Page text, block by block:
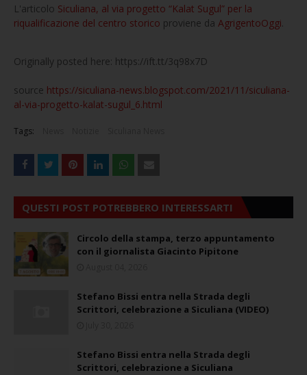
L'articolo Siculiana, al via progetto “Kalat Sugul” per la
riqualificazione del centro storico proviene da AgrigentoOggi.
Originally posted here: https://ift.tt/3q98x7D
source https://siculiana-news.blogspot.com/2021/11/siculiana-
al-via-progetto-kalat-sugul_6.html
Tags:
QUESTI POST POTREBBERO INTERESSARTI
Circolo della stampa, terzo appuntamento
con il giornalista Giacinto Pipitone
Stefano Bissi entra nella Strada degli
Scrittori, celebrazione a Siculiana (VIDEO)
Stefano Bissi entra nella Strada degli
Scrittori, celebrazione a Siculiana